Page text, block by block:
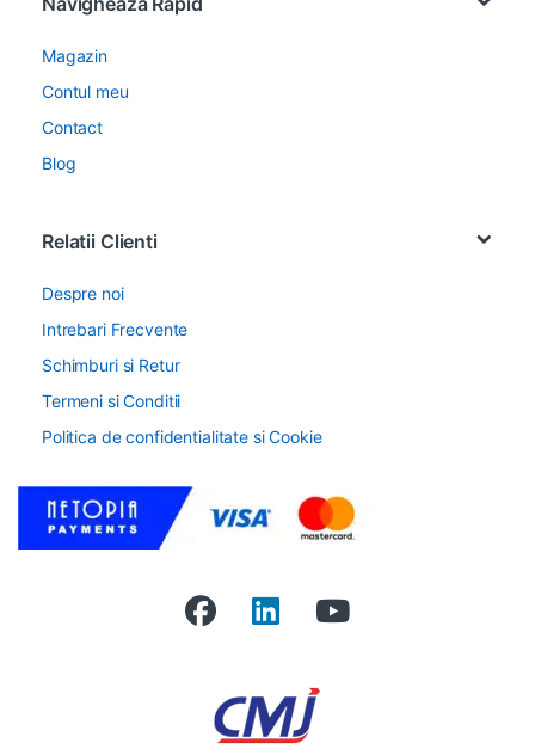
Magazin
Contul meu
Contact
Blog
Relatii Clienti
Despre noi
Intrebari Frecvente
Schimburi si Retur
Termeni si Conditii
Politica de confidentialitate si Cookie